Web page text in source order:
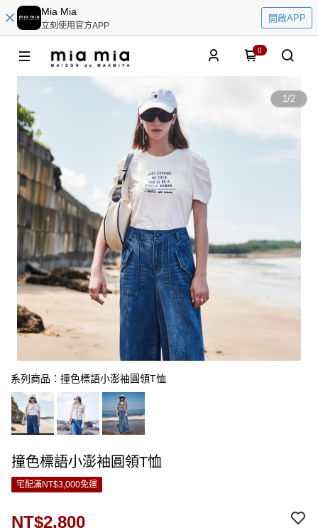
Mia Mia
立刻使用官方APP
開啟APP
0
1/2
系列商品：撞色標語小澎袖圓領T恤
撞色標語小澎袖圓領T恤
宅配滿NT$3,000免運
NT$2,800